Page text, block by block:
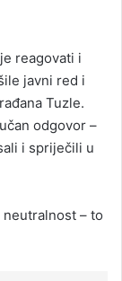
reagovati i
javni red i
Tuzle.
odgovor –
i spriječili u
– to